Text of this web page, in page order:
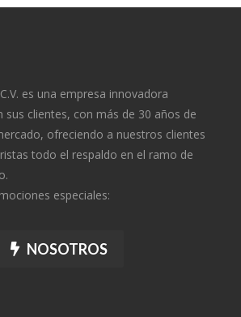
es una empresa innovadora
clientes, con más de 30 años de
ofreciendo a nuestros clientes
todo el respaldo en el ramo de
especiales:
NOSOTROS